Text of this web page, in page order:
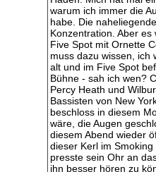
warum ich immer die
habe. Die
Konzentration. Aber es
Five Spot mit Ornette
muss dazu wissen, ich
alt und im Five Spot
Bühne - sah ich wen?
Percy Heath und
Bassisten von New
beschloss in diesem
wäre, die Augen
diesem Abend wieder
dieser Kerl im
presste sein Ohr an
ihn besser hören zu